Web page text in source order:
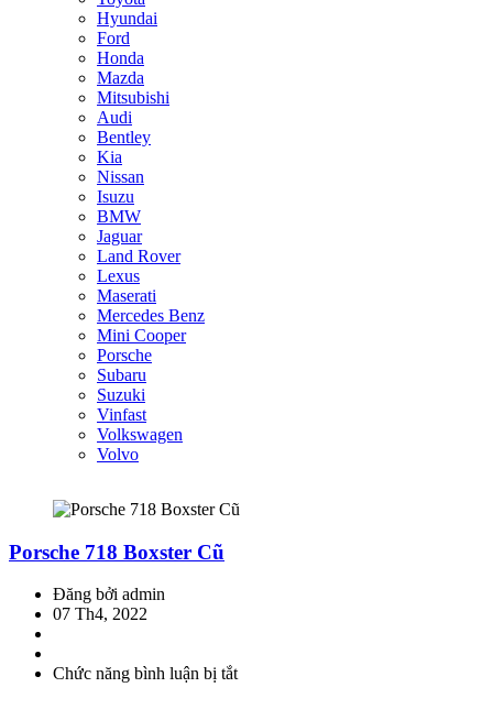
Hyundai
Ford
Honda
Mazda
Mitsubishi
Audi
Bentley
Kia
Nissan
Isuzu
BMW
Jaguar
Land Rover
Lexus
Maserati
Mercedes Benz
Mini Cooper
Porsche
Subaru
Suzuki
Vinfast
Volkswagen
Volvo
Porsche 718 Boxster Cũ
Đăng bởi admin
07 Th4, 2022
Chức năng bình luận bị tắtở